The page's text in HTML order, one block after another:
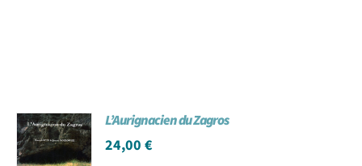
L’Aurignacien du Zagros
24,00€